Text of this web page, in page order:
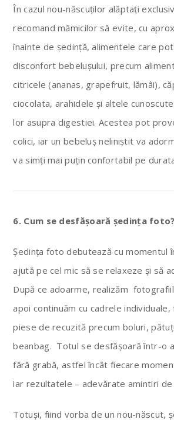
În cazul nou-născuților alăptați
recomand mămicilor să evite, cu
înainte de ședință, alimentele care
disconfort bebelușului, precum
citricele (ananas, grapefruit, lămâi),
ciocolata, arahidele și altele
lor asupra digestiei. Acestea pot
colici, iar un bebeluș neliniștit va
va simți mai puțin confortabil pe
6. Cum se desfășoară ședința foto?
Ședința foto debutează cu momentul
ajută pe cel mic să se relaxeze și să
După ce adoarme, realizăm
apoi continuăm cu cadrele
piese de recuzită precum boluri,
beanbag. Totul se desfășoară într-o
fără grabă, astfel încât fiecare
iar rezultatele – adevărate amintiri de
Totuși, fiind vorba de un nou-născut,